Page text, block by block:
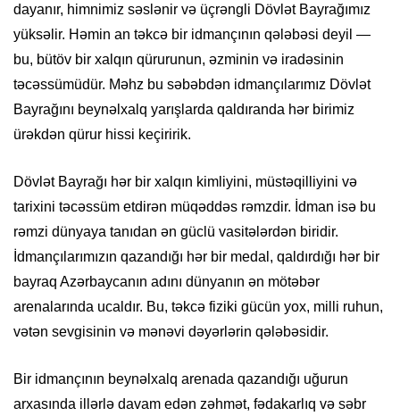
dayanır, himnimiz səslənir və üçrəngli Dövlət Bayrağımız
yüksəlir. Həmin an təkcə bir idmançının qələbəsi deyil —
bu, bütöv bir xalqın qürurunun, əzminin və iradəsinin
təcəssümüdür. Məhz bu səbəbdən idmançılarımız Dövlət
Bayrağını beynəlxalq yarışlarda qaldıranda hər birimiz
ürəkdən qürur hissi keçiririk.
Dövlət Bayrağı hər bir xalqın kimliyini, müstəqilliyini və
tarixini təcəssüm etdirən müqəddəs rəmzdir. İdman isə bu
rəmzi dünyaya tanıdan ən güclü vasitələrdən biridir.
İdmançılarımızın qazandığı hər bir medal, qaldırdığı hər bir
bayraq Azərbaycanın adını dünyanın ən mötəbər
arenalarında ucaldır. Bu, təkcə fiziki gücün yox, milli ruhun,
vətən sevgisinin və mənəvi dəyərlərin qələbəsidir.
Bir idmançının beynəlxalq arenada qazandığı uğurun
arxasında illərlə davam edən zəhmət, fədakarlıq və səbr